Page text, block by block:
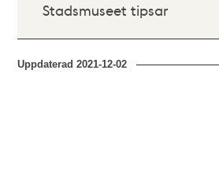
Stadsmuseet tipsar
Uppdaterad2021-12-02